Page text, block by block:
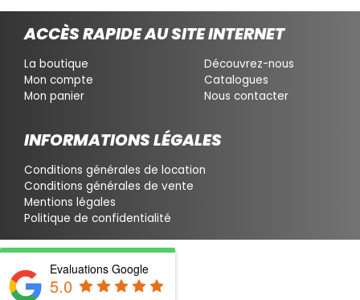
ACCÈS RAPIDE AU SITE INTERNET
La boutique
Mon compte
Mon panier
Découvrez-nous
Catalogues
Nous contacter
INFORMATIONS LÉGALES
Conditions générales de location
Conditions générales de vente
Mentions légales
Politique de confidentialité
Evaluations Google
5.0